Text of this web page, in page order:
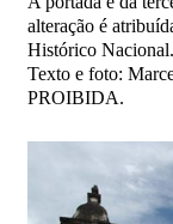
alteração é
Histórico Nacional.
Texto e foto:
PROIBIDA.